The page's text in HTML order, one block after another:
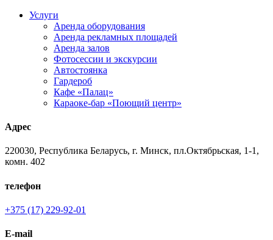
Услуги
Аренда оборудования
Аренда рекламных площадей
Аренда залов
Фотосессии и экскурсии
Автостоянка
Гардероб
Кафе «Палац»
Караоке-бар «Поющий центр»
Адрес
220030, Республика Беларусь, г. Минск, пл.Октябрьская, 1-1,
комн. 402
телефон
+375 (17) 229-92-01
E-mail